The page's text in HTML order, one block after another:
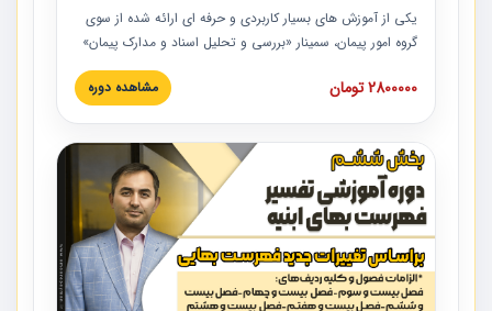
یکی از آموزش‏‏‏‏‏‏ های بسیار کاربردی و حرفه‏ ای ارائه شده از سوی
گروه امور پیمان، سمینار «بررسی و تحلیل اسناد و مدارک پیمان»
است که در دانشگاه صنعتی شریف ارائه شد. در این آموزش
نکات کلیدی مربوط به اسناد و مدارک پیمان، اولویت بندی اسناد
پیمان به همراه تجربیات عملی در این خصوص ارائه شده است.
2800000 تومان مشاهده دوره